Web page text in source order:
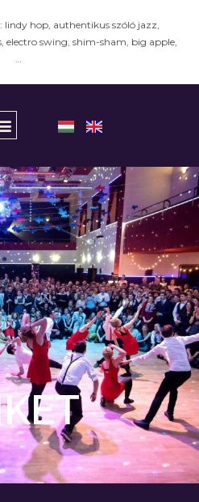
lindy hop, authentikus szóló jazz,
electro swing, shim-sham, big apple,
…